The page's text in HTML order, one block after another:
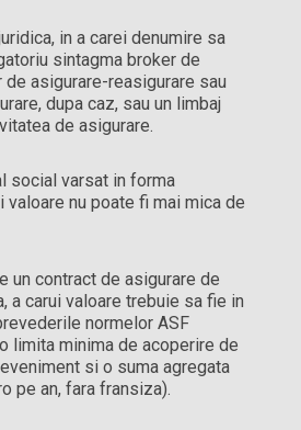
in a carei denumire sa
sintagma broker de
de asigurare-reasigurare sau
dupa caz, sau un limbaj
de asigurare.
social varsat in forma
valoare nu poate fi mai mica de
un contract de asigurare de
a carui valoare trebuie sa fie in
normelor ASF
limita minima de acoperire de
si o suma agregata
pe an, fara fransiza).